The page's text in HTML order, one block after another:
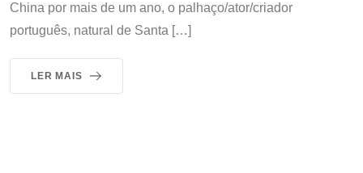
China por mais de um ano, o palhaço/ator/criador
português, natural de Santa […]
LER MAIS